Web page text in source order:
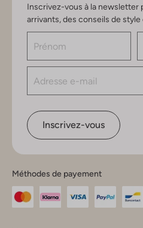
Inscrivez-vous à la newsletter
arrivants, des conseils de
Inscrivez-vous
Méthodes de payement